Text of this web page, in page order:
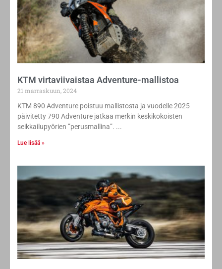
KTM virtaviivaistaa Adventure-mallistoa
21 marraskuun, 2024
KTM 890 Adventure poistuu mallistosta ja vuodelle 2025
päivitetty 790 Adventure jatkaa merkin keskikokoisten
seikkailupyörien ”perusmallina”.
Lue lisää »